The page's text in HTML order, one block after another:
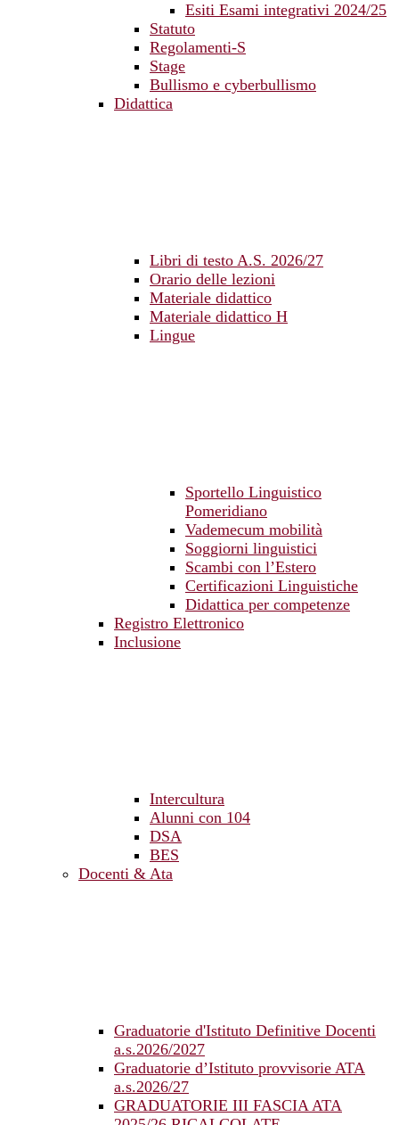
Esiti Esami integrativi 2024/25
Statuto
Regolamenti-S
Stage
Bullismo e cyberbullismo
Didattica
Libri di testo A.S. 2026/27
Orario delle lezioni
Materiale didattico
Materiale didattico H
Lingue
Sportello Linguistico
Pomeridiano
Vademecum mobilità
Soggiorni linguistici
Scambi con l’Estero
Certificazioni Linguistiche
Didattica per competenze
Registro Elettronico
Inclusione
Intercultura
Alunni con 104
DSA
BES
Docenti & Ata
Graduatorie d'Istituto Definitive Docenti
a.s.2026/2027
Graduatorie d’Istituto provvisorie ATA
a.s.2026/27
GRADUATORIE III FASCIA ATA